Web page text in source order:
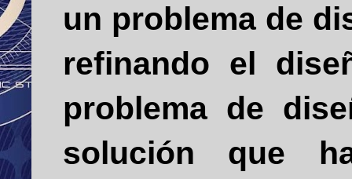
un problema de
refinando el
problema de
solución que